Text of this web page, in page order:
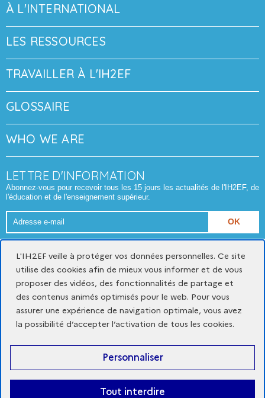
À L'INTERNATIONAL
LES RESSOURCES
TRAVAILLER À L'IH2EF
GLOSSAIRE
WHO WE ARE
LETTRE D'INFORMATION
Abonnez-vous pour recevoir tous les 15 jours les actualités de l'IH2EF, de
l'éducation et de l'enseignement supérieur.
Adresse
e-
Format attendu : nom@domaine.fr
Données personnelles et cookies
Gestion des cookies
Accessibilité du site : partiellement conforme
x
youtube
-
fenêtre
linkedin
L'IH2EF veille à protéger vos données personnelles. Ce site
utilise des cookies afin de mieux vous informer et de vous
proposer des vidéos, des fonctionnalités de partage et
des contenus animés optimisés pour le web. Pour vous
assurer une expérience de navigation optimale, vous avez
la possibilité d’accepter l’activation de tous les cookies.
Tout interdire
Personnaliser